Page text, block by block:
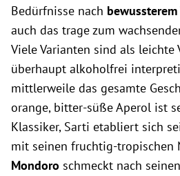
Bedürfnisse nach
auch das trage zum
Viele Varianten sind als leichte
überhaupt alkoholfrei
mittlerweile das gesamte
orange, bitter-süße Aperol ist
Klassiker, Sarti etabliert sich
mit seinen fruchtig-tropischen
Mondoro schmeckt nach